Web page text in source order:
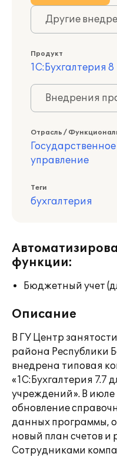
Другие
Продукт
1С:Бухгалтерия 8
Внедрения
Отрасль /
управление
Теги
бухгалтерия
функции:
Бюджетный учет
Описание
В ГУ Центр
района Республики
внедрена типовая
«1С:Бухгалтерия 7.7
учреждений». В
обновление
данных программы,
новый план счетов и
Сотрудниками